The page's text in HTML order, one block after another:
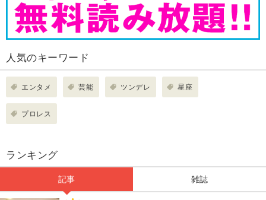
人気のキーワード
エンタメ 芸能 ツンデレ 星座
プロレス
ランキング
記事 雑誌